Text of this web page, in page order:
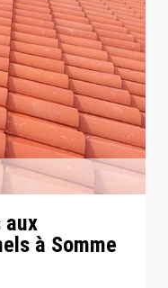
aux
à Somme